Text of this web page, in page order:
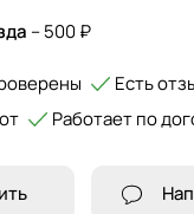
– 500 ₽
Есть
Работает по